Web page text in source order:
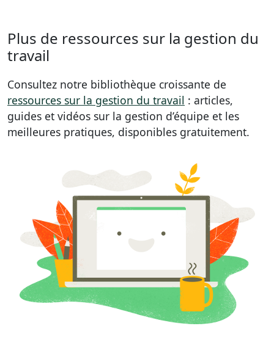
Plus de ressources sur la gestion du
travail
Consultez notre bibliothèque croissante de
ressources sur la gestion du travail : articles,
guides et vidéos sur la gestion d’équipe et les
meilleures pratiques, disponibles gratuitement.